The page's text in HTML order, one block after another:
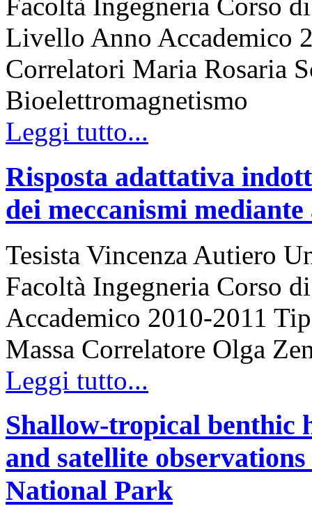
Facoltà Ingegneria Corso
Livello Anno Accademico
Correlatori Maria Rosaria
Bioelettromagnetismo
Leggi tutto...
Risposta adattativa
dei meccanismi
Tesista Vincenza Autiero
Facoltà Ingegneria Corso
Accademico 2010-2011
Massa Correlatore Olga
Leggi tutto...
Shallow-tropical benthic
and satellite
National Park